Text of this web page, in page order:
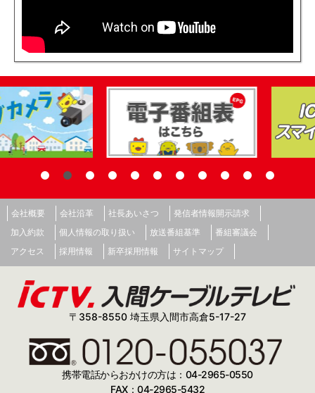
会社概要 会社沿革 社長あいさつ
発信者情報開示請求
加入約款
個人情報の取り扱い 放送番組基準
番組審議会
アクセス
採用情報 新卒採用情報 サイトマップ
〒358-8550 埼玉県入間市高倉5-17-27
携帯電話からおかけの方は：04-2965-0550
FAX：04-2965-5432